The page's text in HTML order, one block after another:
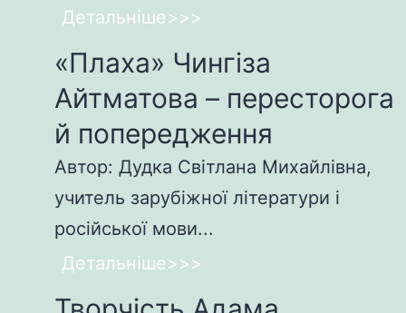
Детальніше>>>
«Плаха» Чингіза
Айтматова – пересторога
й попередження
Автор: Дудка Світлана Михайлівна,
учитель зарубіжної літератури і
російської мови...
Детальніше>>>